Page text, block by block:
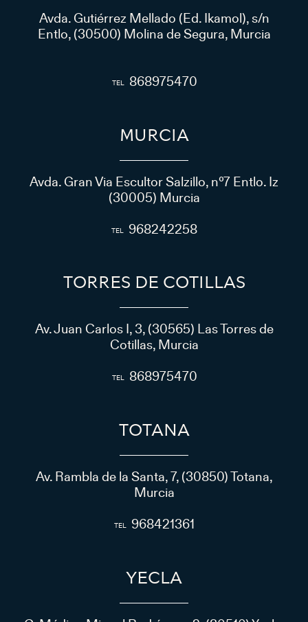
Avda. Gutiérrez Mellado (Ed. Ikamol), s/n
Entlo, (30500) Molina de Segura, Murcia
868975470
MURCIA
Avda. Gran Via Escultor Salzillo, nº7 Entlo. Iz
(30005) Murcia
968242258
TORRES DE COTILLAS
Av. Juan Carlos I, 3, (30565) Las Torres de
Cotillas, Murcia
868975470
TOTANA
Av. Rambla de la Santa, 7, (30850) Totana,
Murcia
968421361
YECLA